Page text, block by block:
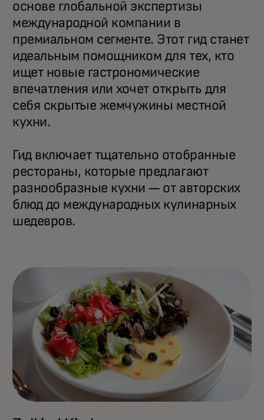
основе глобальной экспертизы
международной компании в
премиальном сегменте. Этот гид станет
идеальным помощником для тех, кто
ищет новые гастрономические
впечатления или хочет открыть для
себя скрытые жемчужины местной
кухни.
Гид включает тщательно отобранные
рестораны, которые предлагают
разнообразные кухни — от авторских
блюд до международных кулинарных
шедевров.